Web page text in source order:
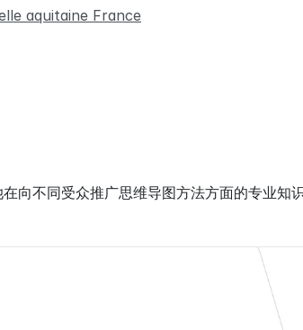
aquitaine France
向不同受众推广思维导图方法方面的专业知